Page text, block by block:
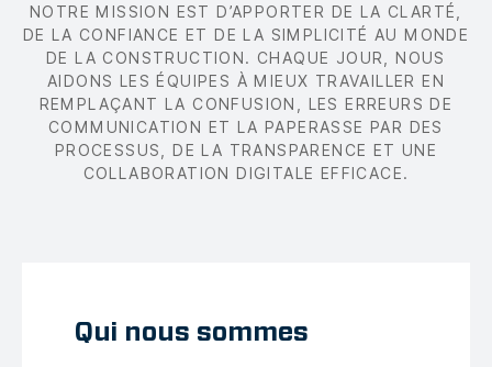
NOTRE MISSION EST D’APPORTER DE LA CLARTÉ,
DE LA CONFIANCE ET DE LA SIMPLICITÉ AU MONDE
DE LA CONSTRUCTION. CHAQUE JOUR, NOUS
AIDONS LES ÉQUIPES À MIEUX TRAVAILLER EN
REMPLAÇANT LA CONFUSION, LES ERREURS DE
COMMUNICATION ET LA PAPERASSE PAR DES
PROCESSUS, DE LA TRANSPARENCE ET UNE
COLLABORATION DIGITALE EFFICACE.
Qui nous sommes